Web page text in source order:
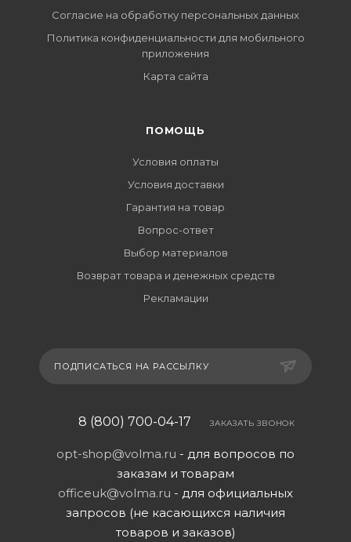
Согласие на обработку персональных данных
Политика конфиденциальности для мобильного
приложения
Карта сайта
ПОМОЩЬ
Условия оплаты
Условия доставки
Гарантия на товар
Вопрос-ответ
Выбор материалов
Возврат товара и денежных средств
Рекламации
ПОДПИСАТЬСЯ НА РАССЫЛКУ
8 (800) 700-04-17 ЗАКАЗАТЬ ЗВОНОК
opt-shop@volma.ru - для вопросов по
заказам и товарам
officeuk@volma.ru - для официальных
запросов (не касающихся наличия
товаров и заказов)